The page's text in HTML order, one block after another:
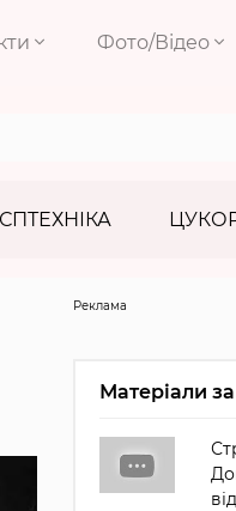
Фото/Відео
Реклама
Матеріали